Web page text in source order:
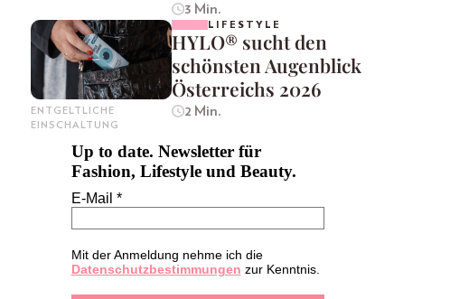
3 Min.
ENTGELTLICHE
EINSCHALTUNG
LIFESTYLE
HYLO® sucht den
schönsten Augenblick
Österreichs 2026
2 Min.